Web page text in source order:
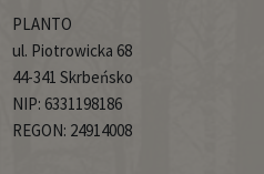
PLANTO
ul. Piotrowicka 68
44-341 Skrbeńsko
NIP: 6331198186
REGON: 24914008